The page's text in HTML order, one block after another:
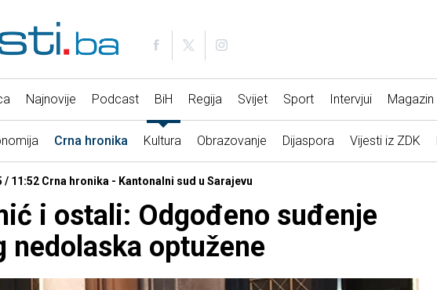
Najnovije Podcast BiH Regija Svijet Sport Intervjui Magazin
Crna hronika Kultura Obrazovanje Dijaspora Vijesti iz ZDK
/ 11:52 Crna hronika - Kantonalni sud u Sarajevu
i ostali: Odgođeno suđenje
nedolaska optužene